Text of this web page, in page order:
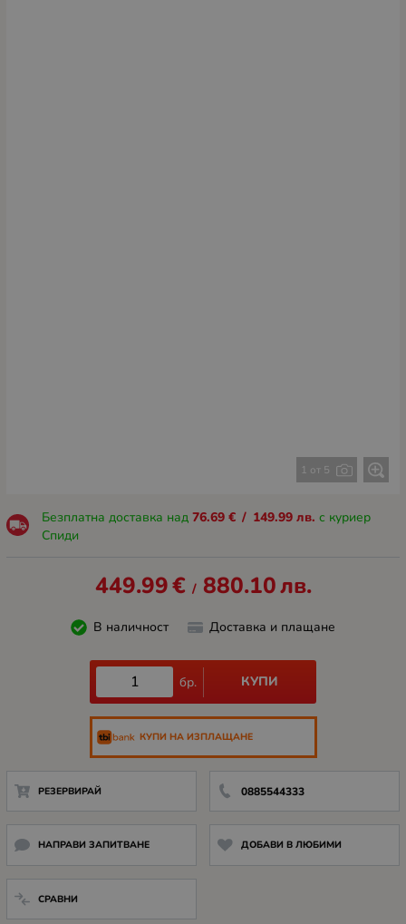
1 от 5
Безплатна доставка над 76.69 € / 149.99 лв. с куриер
Спиди
449.99€ / 880.10лв.
В наличност Доставка и плащане
бр. КУПИ
КУПИ НА ИЗПЛАЩАНЕ
РЕЗЕРВИРАЙ 0885544333
НАПРАВИ ЗАПИТВАНЕ ДОБАВИ В ЛЮБИМИ
СРАВНИ